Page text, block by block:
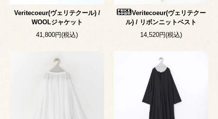
Veritecoeur(ヴェリテクール) /
WOOLジャケット
41,800円(税込)
Veritecoeur(ヴェリテクー
ル) / リボンニットベスト
14,520円(税込)